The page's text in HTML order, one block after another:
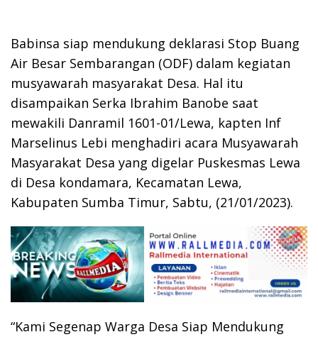
Babinsa siap mendukung deklarasi Stop Buang
Air Besar Sembarangan (ODF) dalam kegiatan
musyawarah masyarakat Desa. Hal itu
disampaikan Serka Ibrahim Banobe saat
mewakili Danramil 1601-01/Lewa, kapten Inf
Marselinus Lebi menghadiri acara Musyawarah
Masyarakat Desa yang digelar Puskesmas Lewa
di Desa kondamara, Kecamatan Lewa,
Kabupaten Sumba Timur, Sabtu, (21/01/2023).
“Kami Segenap Warga Desa Siap Mendukung